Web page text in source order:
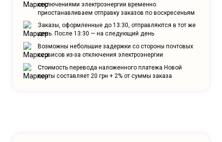
отключениями электроэнергии временно
приостанавливаем отправку заказов по воскресеньям
Заказы, оформленные до 13:30, отправляются в тот же
день. После 13:30 — на следующий день
Возможны небольшие задержки со стороны почтовых
сервисов из-за отключения электроэнергии
Стоимость перевода наложенного платежа Новой
почты составляет 20 грн + 2% от суммы заказа